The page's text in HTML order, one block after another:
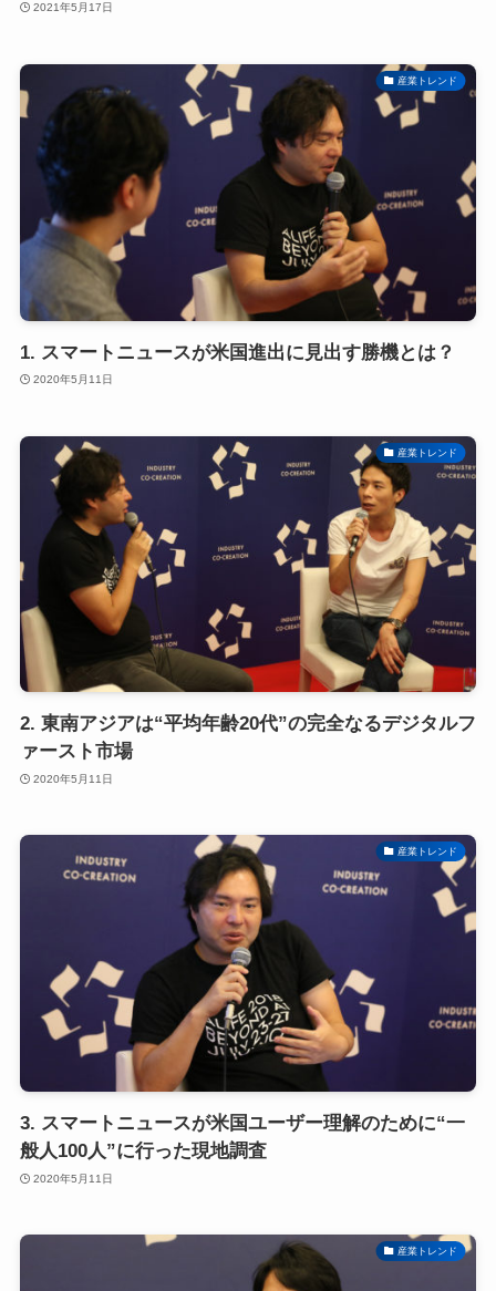
2021年5月17日
産業トレンド
1. スマートニュースが米国進出に見出す勝機とは？
2020年5月11日
産業トレンド
2. 東南アジアは“平均年齢20代”の完全なるデジタルフ
ァースト市場
2020年5月11日
産業トレンド
3. スマートニュースが米国ユーザー理解のために“一
般人100人”に行った現地調査
2020年5月11日
産業トレンド